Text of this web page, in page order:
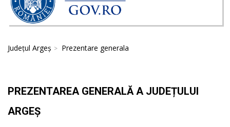
Județul Argeș Prezentare generala
PREZENTAREA GENERALĂ A JUDEȚULUI
ARGEȘ